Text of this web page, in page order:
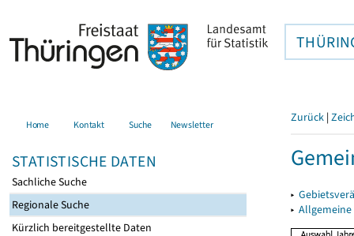
Home Kontakt Suche Newsletter
STATISTISCHE DATEN
Sachliche Suche
Regionale Suche
Kürzlich bereitgestellte Daten
Zurück |
▸
▸